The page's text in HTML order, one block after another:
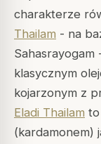
charakterze
Thailam - na
Sahasrayogam
klasycznym
kojarzonym z
Eladi Thailam to
(kardamonem)